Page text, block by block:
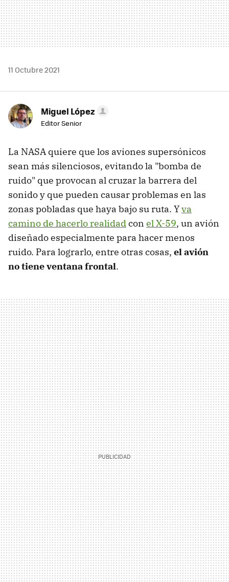
11 Octubre 2021
Miguel López
Editor Senior
La NASA quiere que los aviones supersónicos
sean más silenciosos, evitando la "bomba de
ruido" que provocan al cruzar la barrera del
sonido y que pueden causar problemas en las
zonas pobladas que haya bajo su ruta. Yva
camino de hacerlo realidadcon el X-59, un avión
diseñado especialmente para hacer menos
ruido. Para lograrlo, entre otras cosas, el avión
no tiene ventana frontal.